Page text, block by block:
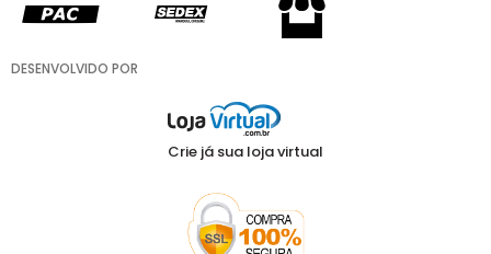
DESENVOLVIDO POR
Crie já sua loja virtual